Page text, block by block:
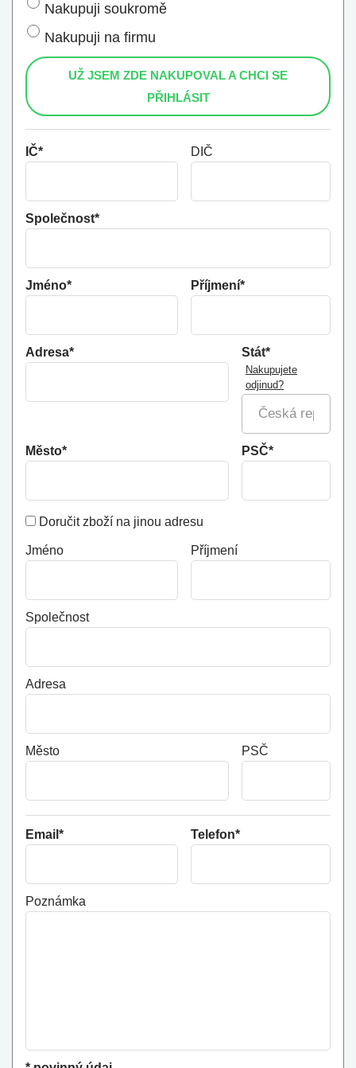
Nakupuji soukromě
Nakupuji na firmu
UŽ JSEM ZDE NAKUPOVAL A CHCI SE
PŘIHLÁSIT
IČ* DIČ
Společnost*
Jméno* Příjmení*
Adresa* Stát*
Nakupujete
odjinud?
Město* PSČ*
Doručit zboží na jinou adresu
Jméno Příjmení
Společnost
Adresa
Město PSČ
Email* Telefon*
Poznámka